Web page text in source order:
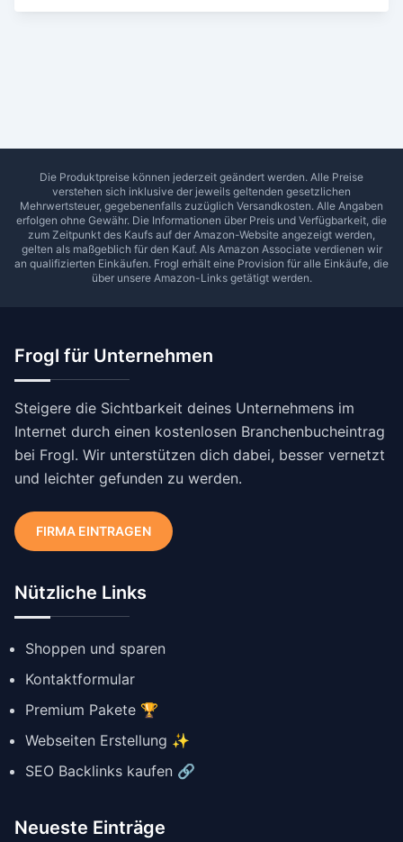
Die Produktpreise können jederzeit geändert werden. Alle Preise
verstehen sich inklusive der jeweils geltenden gesetzlichen
Mehrwertsteuer, gegebenenfalls zuzüglich Versandkosten. Alle Angaben
erfolgen ohne Gewähr. Die Informationen über Preis und Verfügbarkeit, die
zum Zeitpunkt des Kaufs auf der Amazon-Website angezeigt werden,
gelten als maßgeblich für den Kauf. Als Amazon Associate verdienen wir
an qualifizierten Einkäufen. Frogl erhält eine Provision für alle Einkäufe, die
über unsere Amazon-Links getätigt werden.
Frogl für Unternehmen
Steigere die Sichtbarkeit deines Unternehmens im
Internet durch einen kostenlosen Branchenbucheintrag
bei Frogl. Wir unterstützen dich dabei, besser vernetzt
und leichter gefunden zu werden.
FIRMA EINTRAGEN
Nützliche Links
Shoppen und sparen
Kontaktformular
Premium Pakete 🏆
Webseiten Erstellung ✨
SEO Backlinks kaufen 🔗
Neueste Einträge